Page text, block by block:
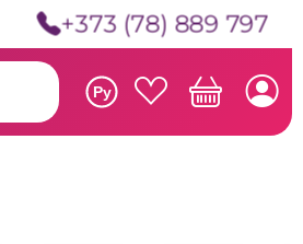
+373 (78) 889 797
Ру